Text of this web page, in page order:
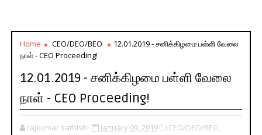
Home CEO/DEO/BEO
12.01.2019 - சனிக்கிழமை பள்ளி வேலை
நாள் - CEO Proceeding!
12.01.2019 - சனிக்கிழமை பள்ளி வேலை
நாள் - CEO Proceeding!
rajkumar sathish January 09, 2019 CEO/DEO/BEO,